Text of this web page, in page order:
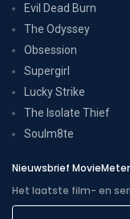
Evil Dead Burn
The Odyssey
Obsession
Supergirl
Lucky Strike
The Isolate Thief
Soulm8te
Nieuwsbrief MovieMeter
Het laatste film- en